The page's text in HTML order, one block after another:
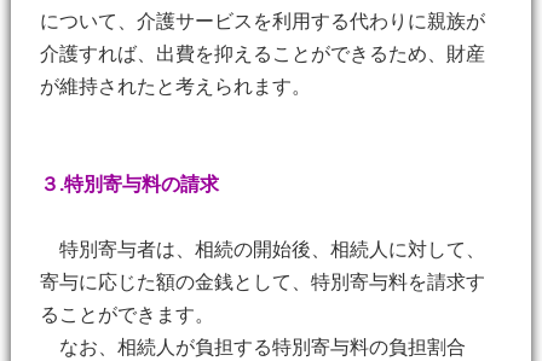
について、介護サービスを利用する代わりに親族が
介護すれば、出費を抑えることができるため、財産
が維持されたと考えられます。
３.特別寄与料の請求
特別寄与者は、相続の開始後、相続人に対して、
寄与に応じた額の金銭として、特別寄与料を請求す
ることができます。
なお、相続人が負担する特別寄与料の負担割合